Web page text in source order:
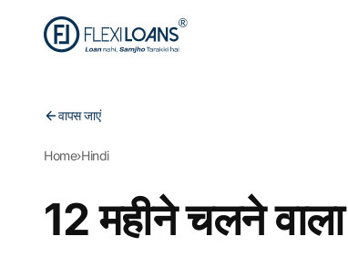
वापस जाएं
Home›Hindi
12 महीने चलने